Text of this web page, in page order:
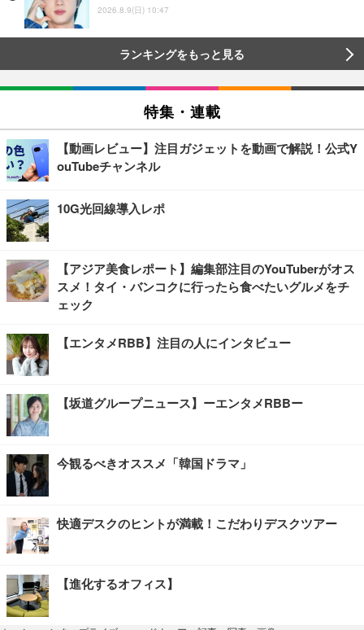
2026.8.9(日) 10:47
ランキングをもっと見る
特集・連載
【動画レビュー】注目ガジェットを動画で解説！公式Y
ouTubeチャンネル
10G光回線導入レポ
【アジア美食レポート】編集部注目のYouTuberがオス
スメ！タイ・バンコクに行ったら食べたいグルメをチ
ェック
【エンタメRBB】注目の人にインタビュー
【坂道グループニュース】ーエンタメRBBー
今観るべきオススメ「韓国ドラマ」
快適デスクのヒントが満載！こだわりデスクツアー
【進化するオフィス】